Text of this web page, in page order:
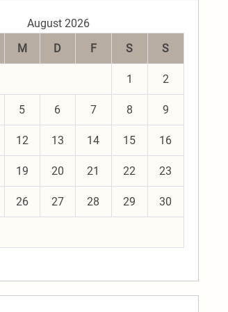
August 2026
M D F S S
1 2
5 6 7 8 9
12 13 14 15 16
19 20 21 22 23
26 27 28 29 30